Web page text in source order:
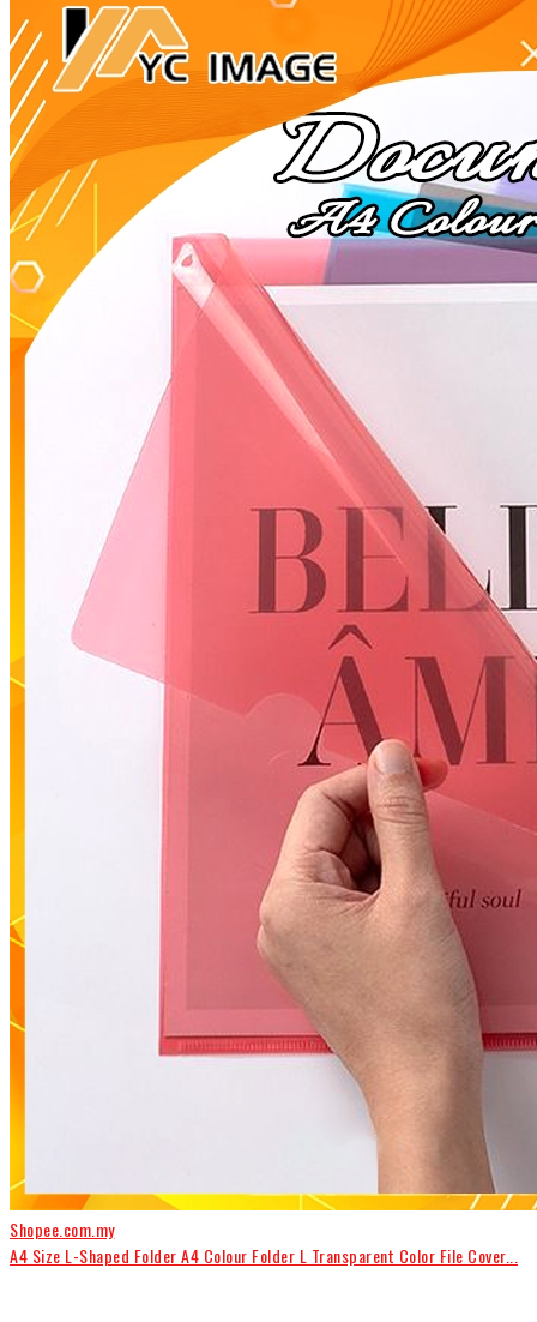
Shopee.com.my
A4 Size L-Shaped Folder A4 Colour Folder L Transparent Color File Cover...